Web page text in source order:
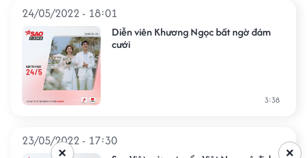
24/05/2022 - 18:01
Diễn viên Khương Ngọc bất ngờ đám
cưới
3:38
23/05/2022 - 17:30
×
×